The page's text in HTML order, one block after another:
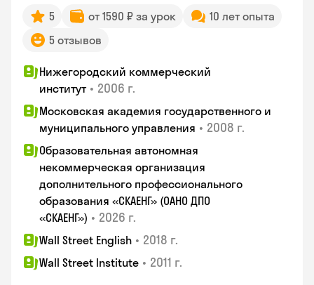
5 от 1590 ₽ за урок
10 лет опыта
5 отзывов
Нижегородский коммерческий
институт • 2006 г.
Московская академия государственного и
муниципального управления • 2008 г.
Образовательная автономная
некоммерческая организация
дополнительного профессионального
образования «СКАЕНГ» (ОАНО ДПО
«СКАЕНГ») • 2026 г.
Wall Street English • 2018 г.
Wall Street Institute • 2011 г.